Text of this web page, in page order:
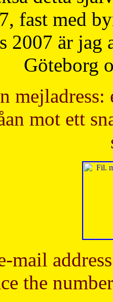
fast med
2007 är
Göteborg
mejladress:
mot ett
mail
the